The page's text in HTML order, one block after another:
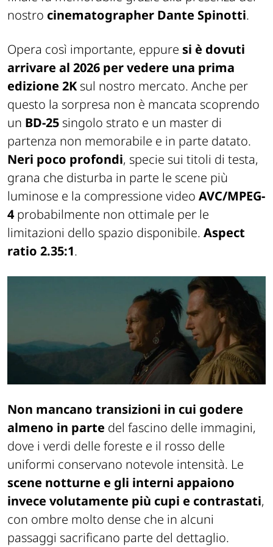
nostro cinematographer Dante Spinotti.
Opera così importante, eppure si è dovuti
arrivare al 2026 per vedere una prima
edizione 2K sul nostro mercato. Anche per
questo la sorpresa non è mancata scoprendo
un BD-25 singolo strato e un master di
partenza non memorabile e in parte datato.
Neri poco profondi, specie sui titoli di testa,
grana che disturba in parte le scene più
luminose e la compressione video AVC/MPEG-
4probabilmente non ottimale per le
limitazioni dello spazio disponibile. Aspect
ratio 2.35:1.
Non mancano transizioni in cui godere
almeno in parte del fascino delle immagini,
dove i verdi delle foreste e il rosso delle
uniformi conservano notevole intensità. Le
scene notturne e gli interni appaiono
invece volutamente più cupi e contrastati,
con ombre molto dense che in alcuni
passaggi sacrificano parte del dettaglio.